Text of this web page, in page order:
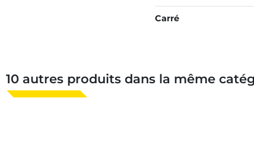
Carré
10 autres produits dans la même